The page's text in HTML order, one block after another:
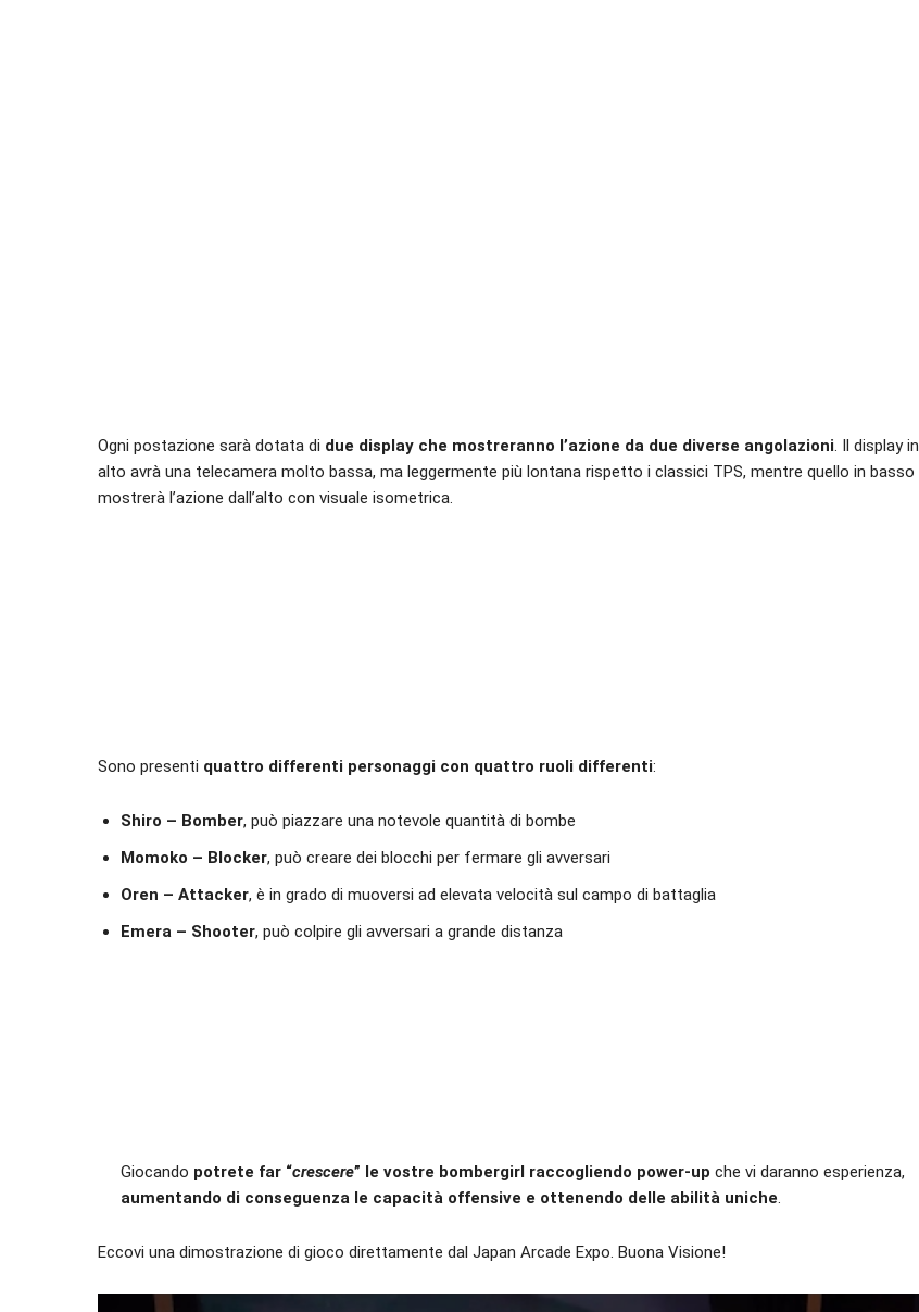
Ogni postazione sarà dotata di due display che mostreranno l’azione da due diverse angolazioni . Il display in
alto avrà una telecamera molto bassa, ma leggermente più lontana rispetto i classici TPS, mentre quello in basso
mostrerà l’azione dall’alto con visuale isometrica.
Sono presenti quattro differenti personaggi con quattro ruoli differenti:
Shiro – Bomber, può piazzare una notevole quantità di bombe
Momoko – Blocker, può creare dei blocchi per fermare gli avversari
Oren – Attacker, è in grado di muoversi ad elevata velocità sul campo di battaglia
Emera – Shooter, può colpire gli avversari a grande distanza
Giocando potrete far “crescere” le vostre bombergirl raccogliendo power-up che vi daranno esperienza,
aumentando di conseguenza le capacità offensive e ottenendo delle abilità uniche
Eccovi una dimostrazione di gioco direttamente dal Japan Arcade Expo. Buona Visione!